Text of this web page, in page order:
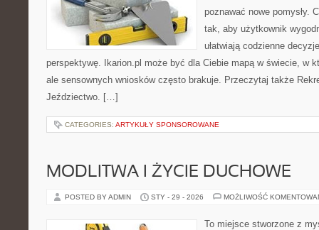
poznawać nowe pomysły.
tak, aby użytkownik
ułatwiają codzienne
perspektywę. Ikarion.pl może być dla Ciebie mapą w świecie, w
ale sensownych wniosków często brakuje. Przeczytaj także
Jeździectwo. […]
CATEGORIES: ARTYKUŁY SPONSOROWANE
MODLITWA I ŻYCIE DUCHOWE
POSTED BY ADMIN STY - 29 - 2026 MOŻLIWOŚĆ
To miejsce stworzone z